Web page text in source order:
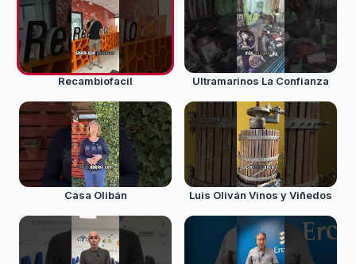
Recambiofacil Ultramarinos La Confianza
Casa Olibán Luis Oliván Vinos y Viñedos